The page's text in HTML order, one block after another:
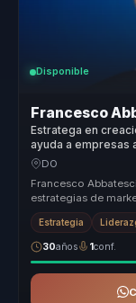
Disponible
Francesco
Estratega en
ayuda a empresas
posicionamiento,
DO
Francesco
estrategias de
y efectivos q...
Estrategia
30años 1conf.